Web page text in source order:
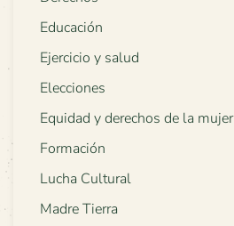
Educación
Ejercicio y salud
Elecciones
Equidad y derechos de la mujer
Formación
Lucha Cultural
Madre Tierra